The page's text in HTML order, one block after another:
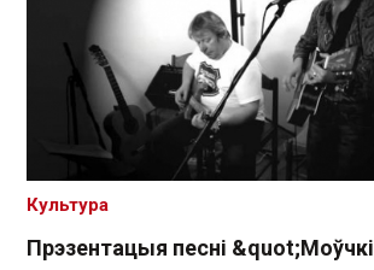
Прэзентацыя песні &quot;Моўчкі
Культура